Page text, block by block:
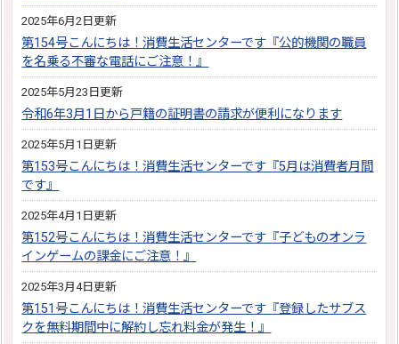
2025年6月2日更新
第154号こんにちは！消費生活センターです『公的機関の職員
を名乗る不審な電話にご注意！』
2025年5月23日更新
令和6年3月1日から戸籍の証明書の請求が便利になります
2025年5月1日更新
第153号こんにちは！消費生活センターです『5月は消費者月間
です』
2025年4月1日更新
第152号こんにちは！消費生活センターです『子どものオンラ
インゲームの課金にご注意！』
2025年3月4日更新
第151号こんにちは！消費生活センターです『登録したサブス
クを無料期間中に解約し忘れ料金が発生！』